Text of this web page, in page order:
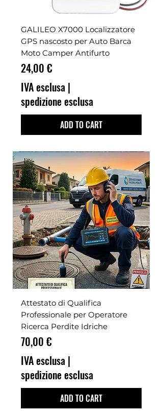
GALILEO X7000 Localizzatore
GPS nascosto per Auto Barca
Moto Camper Antifurto
Prezzo
24,00 €
IVA esclusa |
spedizione esclusa
ADD TO CART
Attestato di Qualifica
Professionale per Operatore
Ricerca Perdite Idriche
Prezzo
70,00 €
IVA esclusa |
spedizione esclusa
ADD TO CART